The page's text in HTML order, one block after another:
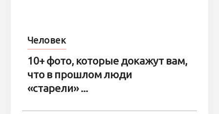
Человек
10+ фото, которые докажут вам,
что в прошлом люди
«старели» ...